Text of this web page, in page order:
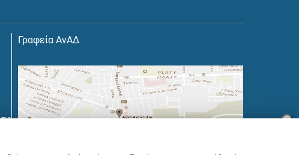
Γραφεία ΑνΑΔ
×